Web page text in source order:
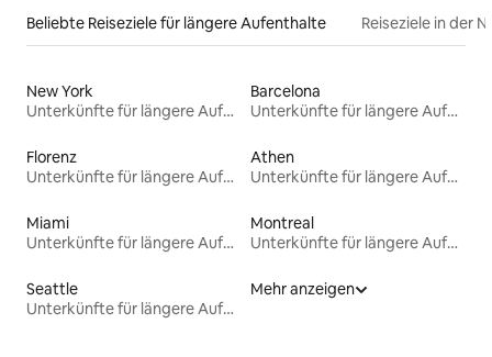
Beliebte Reiseziele für längere Aufenthalte Reiseziele in der
New York
Unterkünfte für längere Aufenthalte
Barcelona
Unterkünfte für längere Aufenthalte
Florenz
Unterkünfte für längere Aufenthalte
Athen
Unterkünfte für längere Aufenthalte
Miami
Unterkünfte für längere Aufenthalte
Montreal
Unterkünfte für längere Aufenthalte
Seattle
Unterkünfte für längere Aufenthalte
Mehr anzeigen